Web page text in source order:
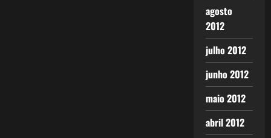
agosto
2012
julho 2012
junho 2012
maio 2012
abril 2012